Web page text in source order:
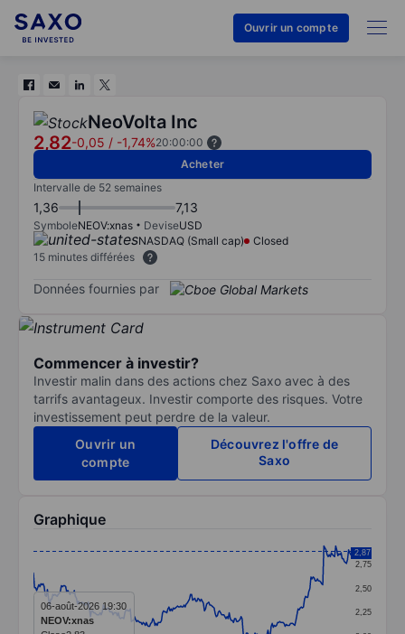
Ouvrir un compte
NeoVolta Inc
2,82-0,05 / -1,74%20:00:00
Acheter
Intervalle de 52 semaines
1,36 7,13
SymboleNEOV:xnas DeviseUSD
NASDAQ (Small cap)
Closed
15 minutes différées
Données fournies par
Commencer à investir?
Investir malin dans des actions chez Saxo avec à des
tarrifs avantageux. Investir comporte des risques. Votre
investissement peut perdre de la valeur.
Ouvrir un
compte
Découvrez l'offre de
Saxo
Graphique
Line chart with 296 data points.
The chart has 1 X axis displaying categories.
2,25
2,50
2,75
2,87
06-août-2026 19:30
NEOV:xnas